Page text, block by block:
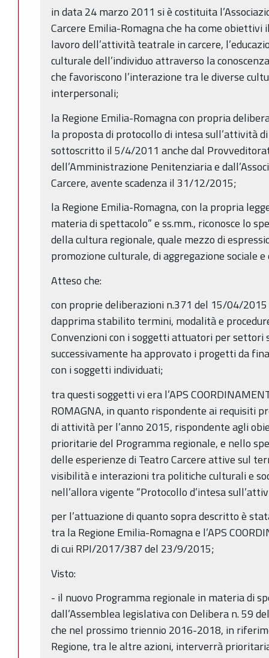
in data 24 marzo 2011 si è costituita
Carcere Emilia-Romagna che ha come
lavoro dell’attività teatrale in carcere,
culturale dell’individuo attraverso la
che favoriscono l’interazione tra le diverse
interpersonali;
la Regione Emilia-Romagna con propria
la proposta di protocollo di intesa sull’attività
sottoscritto il 5/4/2011 anche dal
dell’Amministrazione Penitenziaria e
Carcere, avente scadenza il 31/12/2015;
la Regione Emilia-Romagna, con la propria
materia di spettacolo” e ss.mm., riconosce lo
della cultura regionale, quale mezzo di
promozione culturale, di aggregazione sociale
Atteso che:
con proprie deliberazioni n.371 del 15/04/
dapprima stabilito termini, modalità e
Convenzioni con i soggetti attuatori per settori
successivamente ha approvato i progetti da
con i soggetti individuati;
tra questi soggetti vi era l’APS
ROMAGNA, in quanto rispondente ai requisiti
di attività per l’anno 2015, rispondente agli
prioritarie del Programma regionale, e nello
delle esperienze di Teatro Carcere attive sul
visibilità e interazioni tra politiche culturali e
nell’allora vigente “Protocollo d’intesa
per l’attuazione di quanto sopra descritto è
tra la Regione Emilia-Romagna e l’APS
di cui RPI/2017/387 del 23/9/2015;
Visto:
- il nuovo Programma regionale in materia di
dall’Assemblea legislativa con Delibera n. 59
che nel prossimo triennio 2016-2018, in
Regione, tra le altre azioni, interverrà